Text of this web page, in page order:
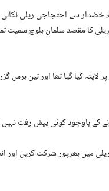
عبدالرزاق چوک، خضدار سے احتجاجی
کا مقصد سلمان بلوچ سمیت
2022 کو کوئٹہ سے جبری طور پر لاپتہ کیا گیا تھا
کے باوجود کوئی پیش رفت نہیں
میں بھرپور شرکت کریں اور